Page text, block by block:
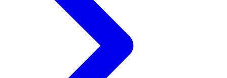
VERSLAGGEVER: Waterschappen, wat doen die
De naam zegt het al, waterschappen,
ze zorgen vooral voor het droog houden van onze
en tegenwoordig moeten ze ook zomers zorgen